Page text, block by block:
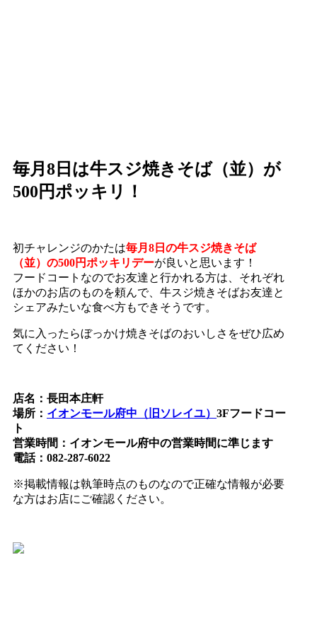
毎月8日は牛スジ焼きそば（並）が
500円ポッキリ！
初チャレンジのかたは毎月8日の牛スジ焼きそば
（並）の500円ポッキリデーが良いと思います！
フードコートなのでお友達と行かれる方は、それぞれ
ほかのお店のものを頼んで、牛スジ焼きそばお友達と
シェアみたいな食べ方もできそうです。
気に入ったらぼっかけ焼きそばのおいしさをぜひ広め
てください！
店名：長田本庄軒
場所： イオンモール府中（旧ソレイユ） 3Fフードコー
ト
営業時間：イオンモール府中の営業時間に準じます
電話：082-287-6022
※掲載情報は執筆時点のものなので正確な情報が必要
な方はお店にご確認ください。